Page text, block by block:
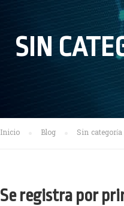
SIN
Inicio Blog Sin categoría
Se registra por